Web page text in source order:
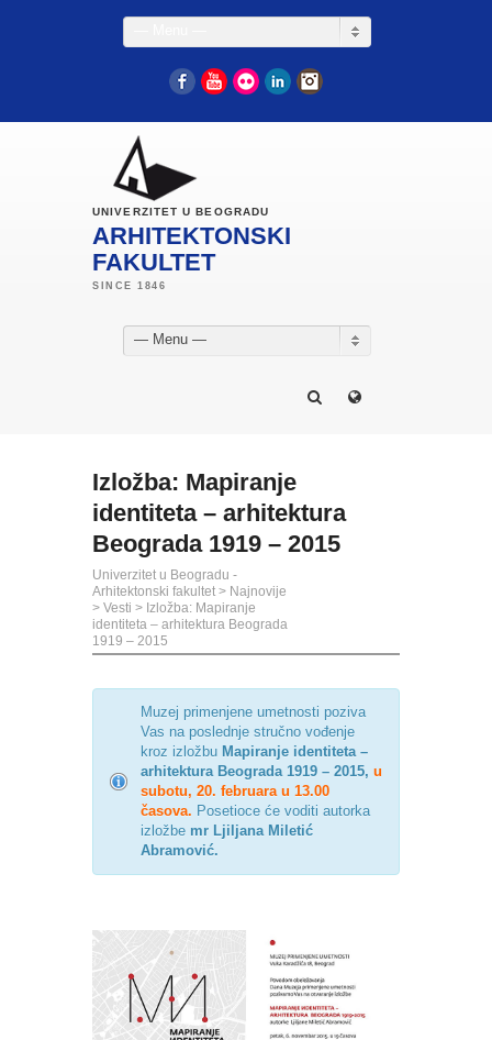
FacebookYouTube
Flickr LinkedIn
UNIVERZITET U BEOGRADU
ARHITEKTONSKI
FAKULTET
— Menu —
Izložba: Mapiranje
identiteta – arhitektura
Beograda 1919 – 2015
Univerzitet u Beogradu -
Arhitektonski fakultet > Najnovije
> Vesti > Izložba: Mapiranje
identiteta – arhitektura Beograda
1919 – 2015
Muzej primenjene umetnosti poziva
Vas na poslednje stručno vođenje
kroz izložbu Mapiranje identiteta –
arhitektura Beograda 1919 – 2015, u
subotu, 20. februara u 13.00
časova. Posetioce će voditi autorka
izložbe mr Ljiljana Miletić
Abramović.